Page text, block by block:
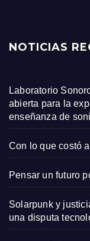
NOTICIAS
Laboratorio
abierta para la
enseñanza de
Con lo que costó
Pensar un futuro
Solarpunk y
una disputa